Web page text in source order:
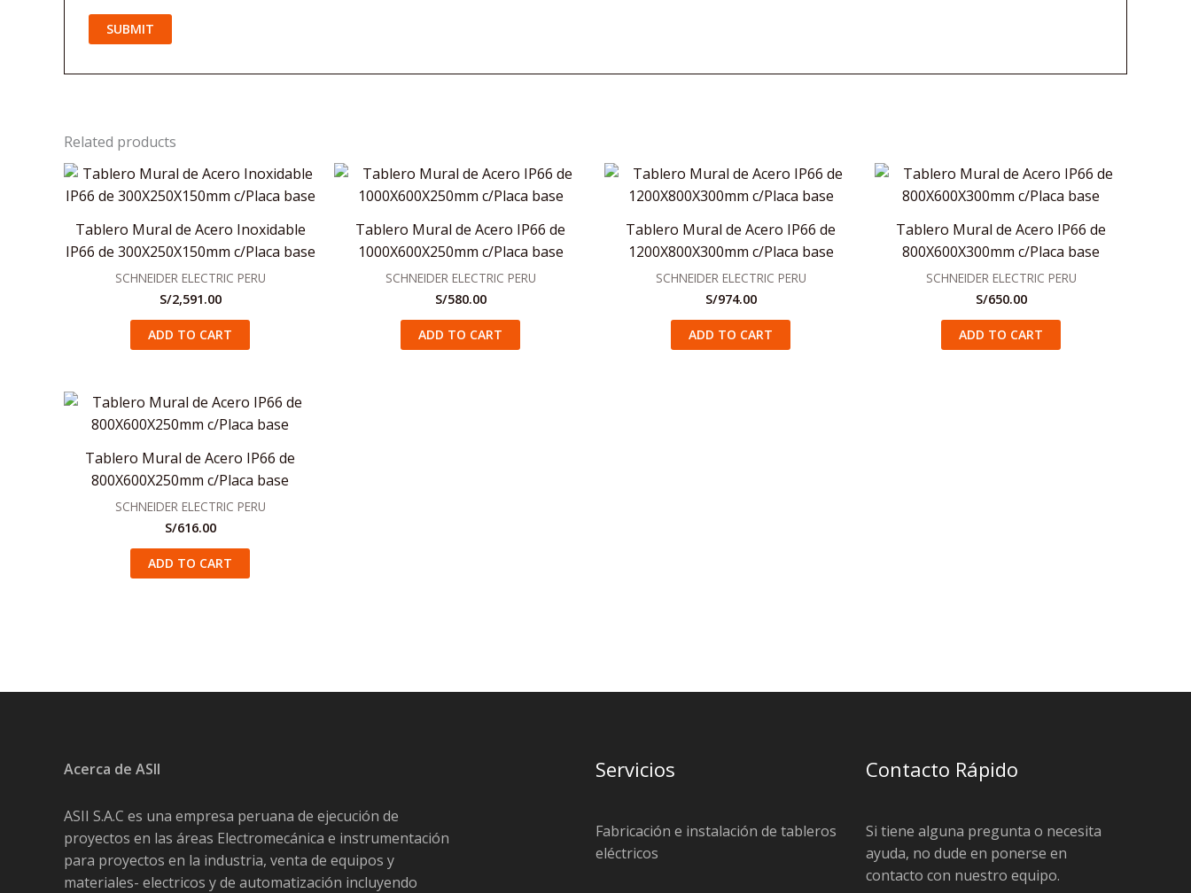
Related products
Tablero Mural de Acero Inoxidable
IP66 de 300X250X150mm c/Placa base
SCHNEIDER ELECTRIC PERU
S/2,591.00
ADD TO CART
Tablero Mural de Acero IP66 de
1000X600X250mm c/Placa base
SCHNEIDER ELECTRIC PERU
S/580.00
ADD TO CART
Tablero Mural de Acero IP66 de
1200X800X300mm c/Placa base
SCHNEIDER ELECTRIC PERU
S/974.00
ADD TO CART
Tablero Mural de Acero IP66 de
800X600X300mm c/Placa base
SCHNEIDER ELECTRIC PERU
S/650.00
ADD TO CART
Tablero Mural de Acero IP66 de
800X600X250mm c/Placa base
SCHNEIDER ELECTRIC PERU
S/616.00
ADD TO CART
Acerca de ASII
ASII S.A.C es una empresa peruana de ejecución de
proyectos en las áreas Electromecánica e instrumentación
para proyectos en la industria, venta de equipos y
materiales- electricos y de automatización incluyendo
Servicios
Fabricación e instalación de tableros
eléctricos
Contacto Rápido
Si tiene alguna pregunta o necesita
ayuda, no dude en ponerse en
contacto con nuestro equipo.